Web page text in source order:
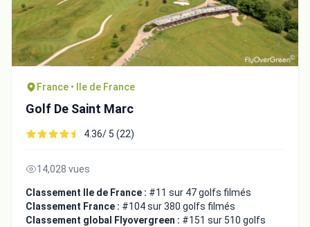
France • Ile de France
Golf De Saint Marc
4.36/ 5 (22)
14,028 vues
Classement Ile de France : #11 sur 47 golfs filmés
Classement France : #104 sur 380 golfs filmés
Classement global Flyovergreen : #151 sur 510 golfs